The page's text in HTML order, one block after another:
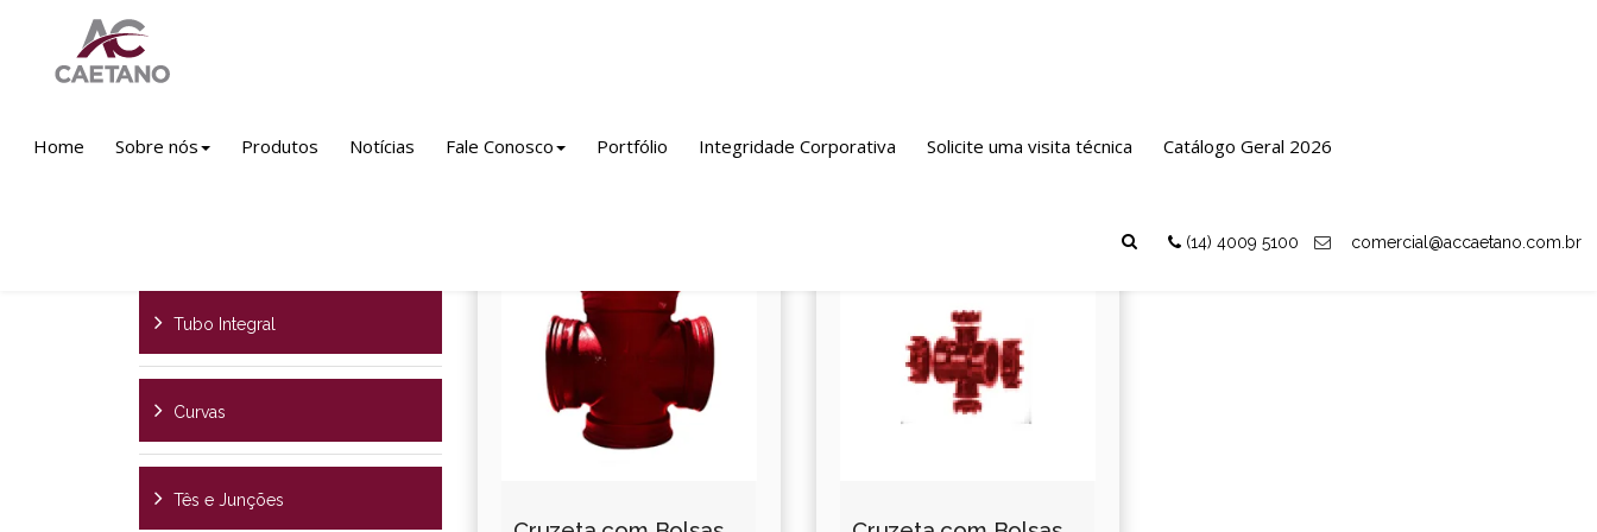
Home Sobre nós Produtos Notícias Fale Conosco Portfólio Integridade Corporativa Solicite uma visita técnica Catálogo Geral 2026
(14) 4009 5100 comercial@accaetano.com.br
Tubo Integral
Curvas
Tês e Junções